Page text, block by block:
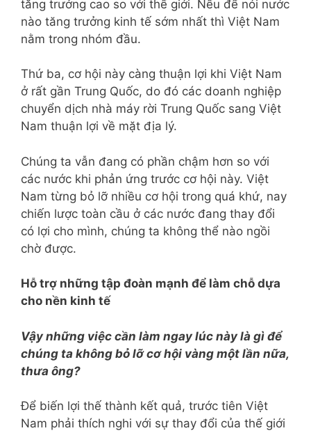
tăng trưởng cao so với thế giới. Nếu để nói nước
nào tăng trưởng kinh tế sớm nhất thì Việt Nam
nằm trong nhóm đầu.
Thứ ba, cơ hội này càng thuận lợi khi Việt Nam
ở rất gần Trung Quốc, do đó các doanh nghiệp
chuyển dịch nhà máy rời Trung Quốc sang Việt
Nam thuận lợi về mặt địa lý.
Chúng ta vẫn đang có phần chậm hơn so với
các nước khi phản ứng trước cơ hội này. Việt
Nam từng bỏ lỡ nhiều cơ hội trong quá khứ, nay
chiến lược toàn cầu ở các nước đang thay đổi
có lợi cho mình, chúng ta không thể nào ngồi
chờ được.
Hỗ trợ những tập đoàn mạnh để làm chỗ dựa
cho nền kinh tế
Vậy những việc cần làm ngay lúc này là gì để
chúng ta không bỏ lỡ cơ hội vàng một lần nữa,
thưa ông?
Để biến lợi thế thành kết quả, trước tiên Việt
Nam phải thích nghi với sự thay đổi của thế giới